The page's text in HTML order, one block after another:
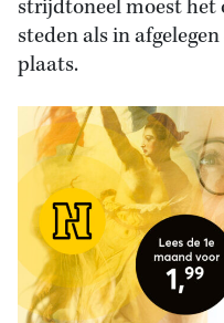
strijdtoneel moest het
steden als in
plaats.